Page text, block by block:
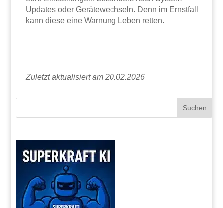
Updates oder Gerätewechseln. Denn im Ernstfall
kann diese eine Warnung Leben retten.
Zuletzt aktualisiert am 20.02.2026